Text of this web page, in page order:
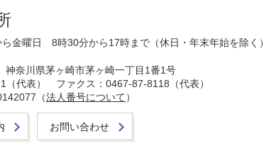
金曜日 8時30分から17時まで（休日・年末年始を除く）
奈川県茅ヶ崎市茅ヶ崎一丁目1番1号
（代表） ファクス：0467-87-8118（代表）
（法人番号について）
お問い合わせ